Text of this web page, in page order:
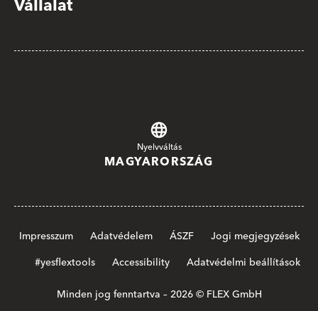
Vállalat
Nyelvváltás
MAGYARORSZÁG
Impresszum Adatvédelem ÁSZF
Jogi megjegyzések
#yesflextools
Accessibility
Adatvédelmi beállítások
Minden jog fenntartva – 2026 © FLEX GmbH